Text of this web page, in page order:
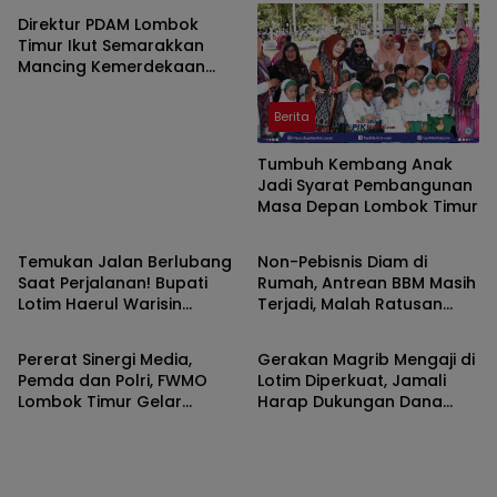
Direktur PDAM Lombok
Timur Ikut Semarakkan
Mancing Kemerdekaan
Berita
Tumbuh Kembang Anak
Jadi Syarat Pembangunan
Masa Depan Lombok Timur
Temukan Jalan Berlubang
Saat Perjalanan! Bupati
Lotim Haerul Warisin
Berita
Non-Pebisnis Diam di
Rumah, Antrean BBM Masih
Terjadi, Malah Ratusan
Berita
Pererat Sinergi Media,
Pemda dan Polri, FWMO
Lombok Timur Gelar
Berita
Gerakan Magrib Mengaji di
Lotim Diperkuat, Jamali
Harap Dukungan Dana